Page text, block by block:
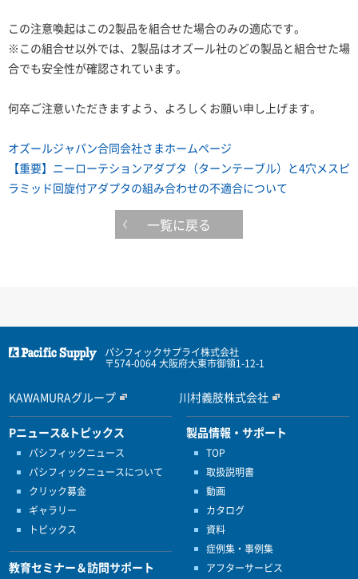
この注意喚起はこの2製品を組合せた場合のみの適応です。
※この組合せ以外では、2製品はオズール社のどの製品と組合せた場
合でも安全性が確認されています。
何卒ご注意いただきますよう、よろしくお願い申し上げます。
オズールジャパン合同会社さまホームページ
【重要】ニーローテションアダプタ（ターンテーブル）と4穴メスピ
ラミッド回旋付アダプタの組み合わせの不適合について
一覧に戻る
パシフィックサプライ株式会社
〒574-0064 大阪府大東市御領1-12-1
KAWAMURAグループ 川村義肢株式会社
Pニュース&トピックス
パシフィックニュース
パシフィックニュースについて
クリック募金
ギャラリー
トピックス
教育セミナー＆訪問サポート
製品情報・サポート
TOP
取扱説明書
動画
カタログ
資料
症例集・事例集
アフターサービス